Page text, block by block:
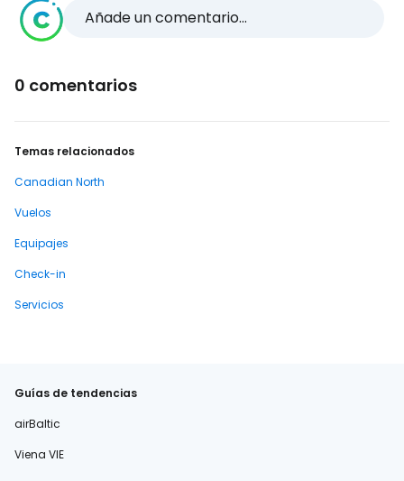
Añade un comentario...
0 comentarios
Temas relacionados
Canadian North
Vuelos
Equipajes
Check-in
Servicios
Guías de tendencias
airBaltic
Viena VIE